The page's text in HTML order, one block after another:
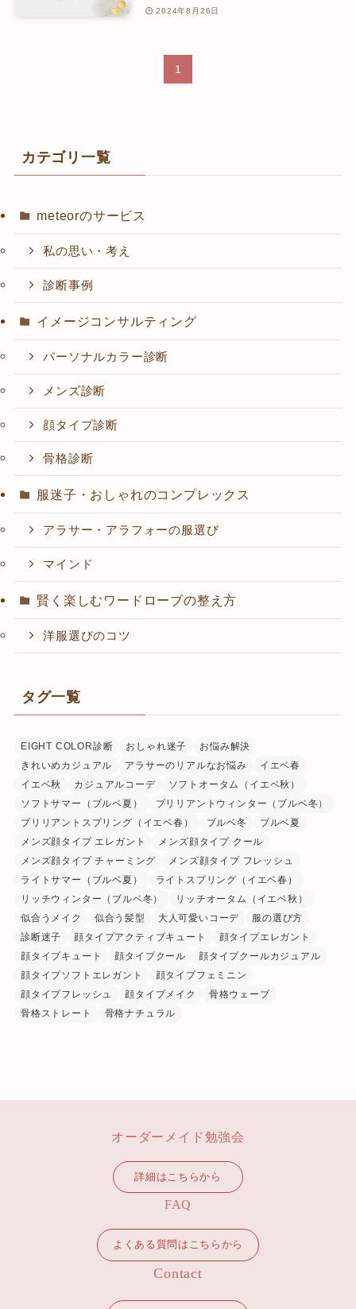
2024年8月26日
1
カテゴリ一覧
meteorのサービス
私の思い・考え
診断事例
イメージコンサルティング
パーソナルカラー診断
メンズ診断
顔タイプ診断
骨格診断
服迷子・おしゃれのコンプレックス
アラサー・アラフォーの服選び
マインド
賢く楽しむワードローブの整え方
洋服選びのコツ
タグ一覧
EIGHT COLOR診断 おしゃれ迷子
お悩み解決
きれいめカジュアル
アラサーのリアルなお悩み
イエベ春
イエベ秋
カジュアルコーデ
ソフトオータム（イエベ秋）
ソフトサマー（ブルベ夏）
ブリリアントウィンター（ブルベ冬）
ブリリアントスプリング（イエベ春）
ブルベ冬
ブルベ夏
メンズ顔タイプ エレガント
メンズ顔タイプ クール
メンズ顔タイプ チャーミング
メンズ顔タイプ フレッシュ
ライトサマー（ブルベ夏）
ライトスプリング（イエベ春）
リッチウィンター（ブルベ冬）
リッチオータム（イエベ秋）
似合うメイク
似合う髪型 大人可愛いコーデ
服の選び方
診断迷子
顔タイプアクティブキュート
顔タイプエレガント
顔タイプキュート
顔タイプクール
顔タイプクールカジュアル
顔タイプソフトエレガント
顔タイプフェミニン
顔タイプフレッシュ
顔タイプメイク
骨格ウェーブ
骨格ストレート
骨格ナチュラル
オーダーメイド勉強会
詳細はこちらから
FAQ
よくある質問はこちらから
Contact